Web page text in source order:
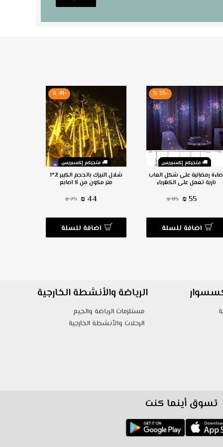
متجركم إكسبريس
-35 %
رمضانية على شكل العاب
نارية تعمل على الكهرباء
55 ₪
85 ₪
اضافة للسلة
متجركم إكسبريس
-41 %
شلال النيزك بالحجم الكبير 2*1
متر مكون من 8 اصابع
44 ₪
75 ₪
اضافة للسلة
الرياضة والأنشطة الخارجية
مستلزمات الرياضة والجيم
الرحلات والأنشطة الخارجية
تسوق أينما كنت